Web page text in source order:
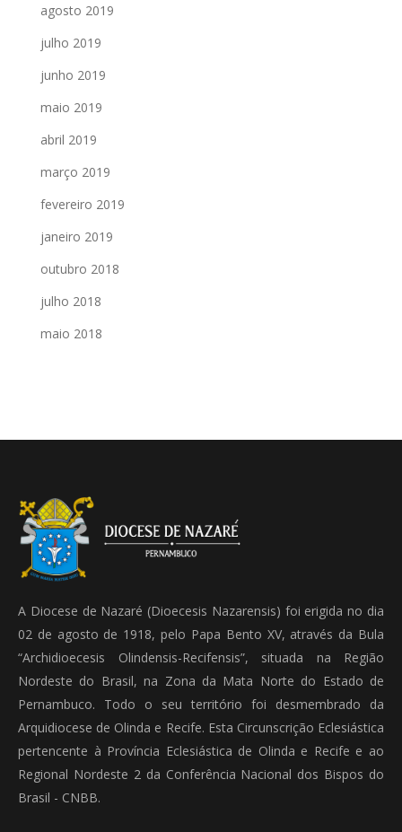
agosto 2019
julho 2019
junho 2019
maio 2019
abril 2019
março 2019
fevereiro 2019
janeiro 2019
outubro 2018
julho 2018
maio 2018
A Diocese de Nazaré (Dioecesis Nazarensis) foi erigida no dia
02 de agosto de 1918, pelo Papa Bento XV, através da Bula
“Archidioecesis Olindensis-Recifensis”, situada na Região
Nordeste do Brasil, na Zona da Mata Norte do Estado de
Pernambuco. Todo o seu território foi desmembrado da
Arquidiocese de Olinda e Recife. Esta Circunscrição Eclesiástica
pertencente à Província Eclesiástica de Olinda e Recife e ao
Regional Nordeste 2 da Conferência Nacional dos Bispos do
Brasil - CNBB.